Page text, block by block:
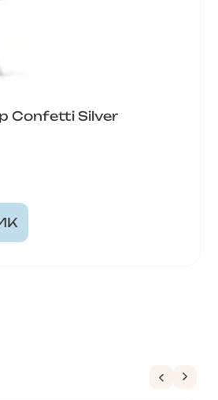
Confetti Silver